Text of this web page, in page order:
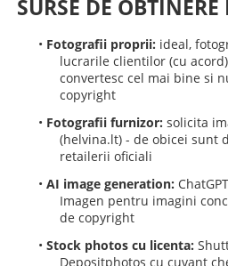
SURSE DE
• Fotografii proprii: ideal,
lucrarile clientilor (cu
convertesc cel mai bine si
copyright
• Fotografii furnizor: solicita
(helvina.lt) - de obicei sunt
retailerii oficiali
• AI image generation:
Imagen pentru imagini
de copyright
• Stock photos cu licenta:
Depositphotos cu cuvant